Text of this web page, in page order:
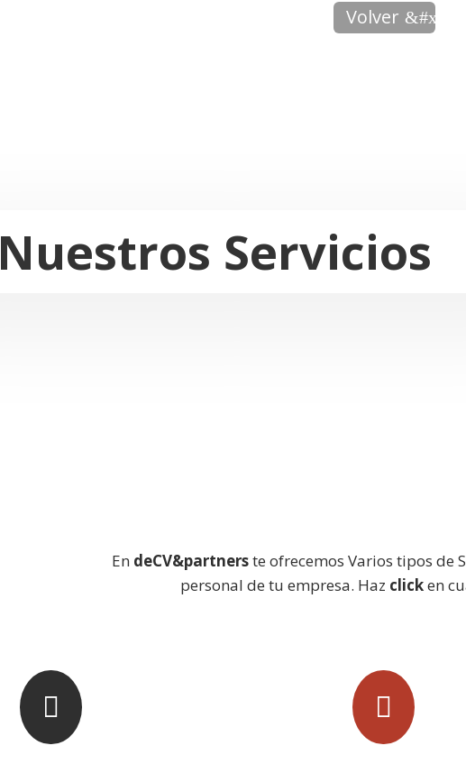
Volver
Nuestros Servicios
En deCV&partnerste ofrecemos Varios tipos de
personal de tu empresa. Haz clicken
 